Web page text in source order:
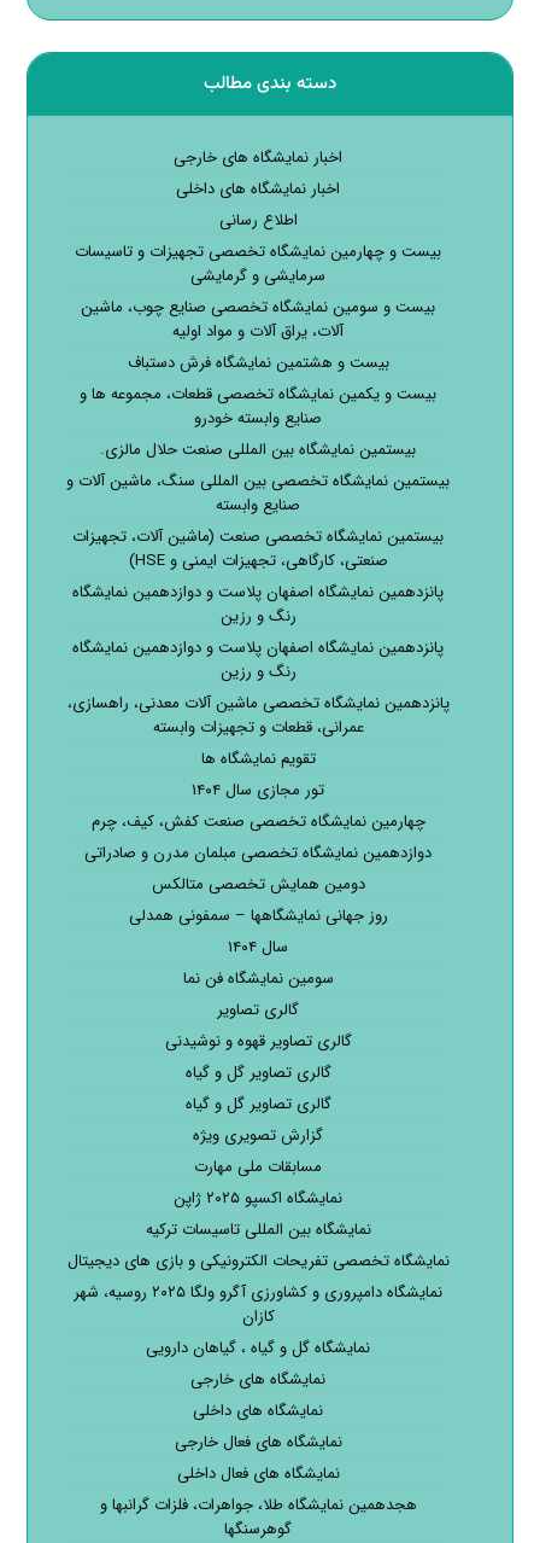
دسته بندی مطالب
اخبار نمایشگاه های خارجی
اخبار نمایشگاه های داخلی
اطلاع رسانی
بیست و چهارمین نمایشگاه تخصصی تجهیزات و تاسیسات
سرمایشی و گرمایشی
بیست و سومین نمایشگاه تخصصی صنایع چوب، ماشین
آلات، یراق آلات و مواد اولیه
بیست و هشتمین نمایشگاه فرش دستباف
بیست و یکمین نمایشگاه تخصصی قطعات، مجموعه ها و
صنایع وابسته خودرو
بیستمین نمایشگاه بین المللی صنعت حلال مالزی.
بیستمین نمایشگاه تخصصی بین المللی سنگ، ماشین آلات و
صنایع وابسته
بیستمین نمایشگاه تخصصی صنعت (ماشین آلات، تجهیزات
صنعتی، کارگاهی، تجهیزات ایمنی و HSE)
پانزدهمین نمایشگاه اصفهان پلاست و دوازدهمین نمایشگاه
رنگ و رزین
پانزدهمین نمایشگاه اصفهان پلاست و دوازدهمین نمایشگاه
رنگ و رزین
پانزدهمین نمایشگاه تخصصی ماشین آلات معدنی، راهسازی،
عمرانی، قطعات و تجهیزات وابسته
تقویم نمایشگاه ها
تور مجازی سال ۱۴۰۴
چهارمین نمایشگاه تخصصی صنعت کفش، کیف، چرم
دوازدهمین نمایشگاه تخصصی مبلمان مدرن و صادراتی
دومین همایش تخصصی متالکس
روز جهانی نمایشگاهها – سمفونی همدلی
سال ۱۴۰۴
سومین نمایشگاه فن نما
گالری تصاویر
گالری تصاویر قهوه و نوشیدنی
گالری تصاویر گل و گیاه
گالری تصاویر گل و گیاه
گزارش تصویری ویژه
مسابقات ملی مهارت
نمایشگاه اکسپو ۲۰۲۵ ژاپن
نمایشگاه بین المللی تاسیسات ترکیه
نمایشگاه تخصصی تفریحات الکترونیکی و بازی های دیجیتال
نمایشگاه دامپروری و کشاورزی آگرو ولگا ۲۰۲۵ روسیه، شهر
کازان
نمایشگاه گل و گیاه ، گیاهان دارویی
نمایشگاه های خارجی
نمایشگاه های داخلی
نمایشگاه های فعال خارجی
نمایشگاه های فعال داخلی
هجدهمین نمایشگاه طلا، جواهرات، فلزات گرانبها و
گوهرسنگها